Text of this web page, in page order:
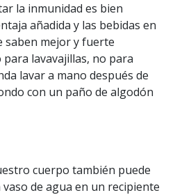
la inmunidad es bien
añadida y las bebidas en
saben mejor y fuerte
lavavajillas, no para
lavar a mano después de
con un paño de algodón
cuerpo también puede
de agua en un recipiente